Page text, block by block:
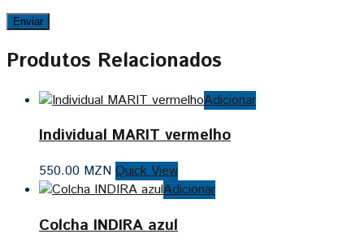
Produtos Relacionados
Adicionar
Individual MARIT vermelho
550.00 MZN Quick View
Adicionar
Colcha INDIRA azul